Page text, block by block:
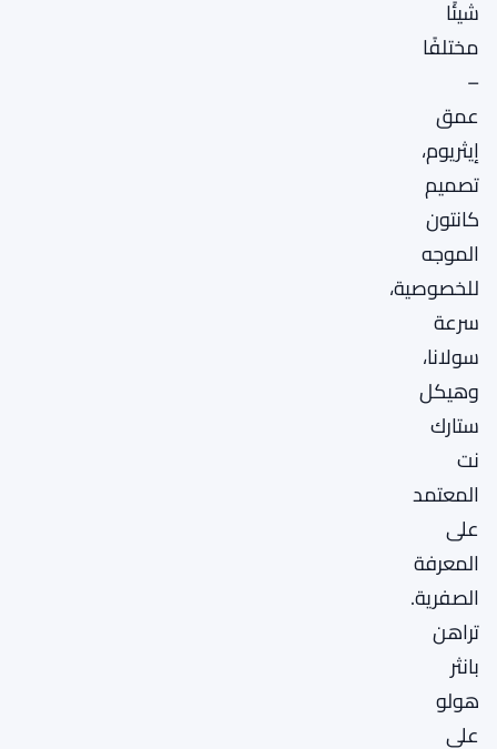
شيئًا
مختلفًا
–
عمق
إيثريوم،
تصميم
كانتون
الموجه
للخصوصية،
سرعة
سولانا،
وهيكل
ستارك
نت
المعتمد
على
المعرفة
الصفرية.
تراهن
بانثر
هولو
على